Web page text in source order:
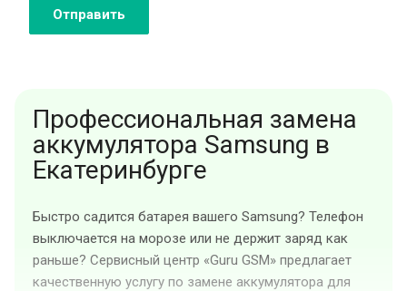
Отправить
Профессиональная замена
аккумулятора Samsung в
Екатеринбурге
Быстро садится батарея вашего Samsung? Телефон
выключается на морозе или не держит заряд как
раньше? Сервисный центр «Guru GSM» предлагает
качественную услугу по замене аккумулятора для